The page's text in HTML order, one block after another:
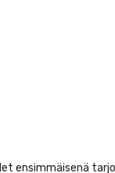
ensimmäisenä